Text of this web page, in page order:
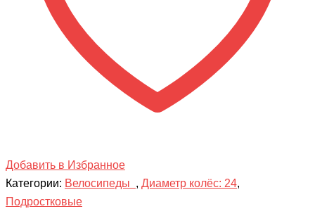
Добавить в Избранное
Категории: Велосипеды , Диаметр колёс: 24,
Подростковые